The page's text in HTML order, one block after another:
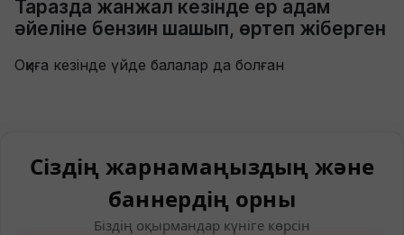
Таразда жанжал кезінде ер адам
әйеліне бензин шашып, өртеп жіберген
Оқиға кезінде үйде балалар да болған
Сіздің жарнамаңыздың және
баннердің орны
Біздің оқырмандар күніге көрсін